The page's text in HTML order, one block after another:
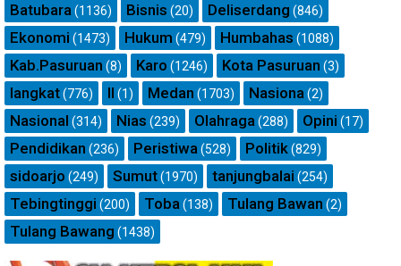
Batubara(1136) Bisnis (20) Deliserdang (846)
Ekonomi (1473) Hukum (479) Humbahas (1088)
Kab.Pasuruan (8) Karo (1246) Kota Pasuruan (3)
langkat(776) ll (1) Medan (1703) Nasiona(2)
Nasional (314) Nias (239) Olahraga(288) Opini (17)
Pendidikan (236) Peristiwa(528) Politik(829)
sidoarjo (249) Sumut(1970) tanjungbalai (254)
Tebingtinggi (200) Toba(138) Tulang Bawan (2)
Tulang Bawang (1438)